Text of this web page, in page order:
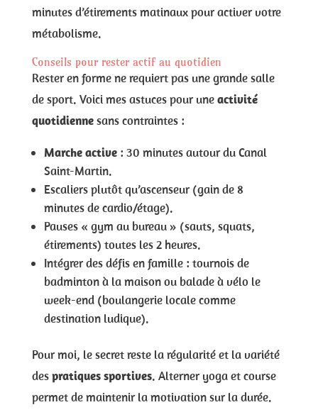
minutes d’étirements matinaux pour activer votre
métabolisme.
Conseils pour rester actif au quotidien
Rester en forme ne requiert pas une grande salle
de sport. Voici mes astuces pour uneactivité
quotidiennesans contraintes :
Marche active: 30 minutes autour du Canal
Saint-Martin.
Escaliers plutôt qu’ascenseur (gain de 8
minutes de cardio/étage).
Pauses « gym au bureau » (sauts, squats,
étirements) toutes les 2 heures.
Intégrer des défis en famille : tournois de
badminton à la maison ou balade à vélo le
week-end (boulangerie locale comme
destination ludique).
Pour moi, le secret reste la régularité et la variété
despratiques sportives. Alterner yoga et course
permet de maintenir la motivation sur la durée.